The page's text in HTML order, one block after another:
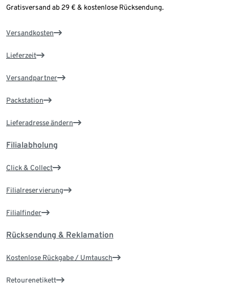
Gratisversand ab 29 € & kostenlose Rücksendung.
Versandkosten
Lieferzeit
Versandpartner
Packstation
Lieferadresse ändern
Filialabholung
Click & Collect
Filialreservierung
Filialfinder
Rücksendung & Reklamation
Kostenlose Rückgabe / Umtausch
Retourenetikett